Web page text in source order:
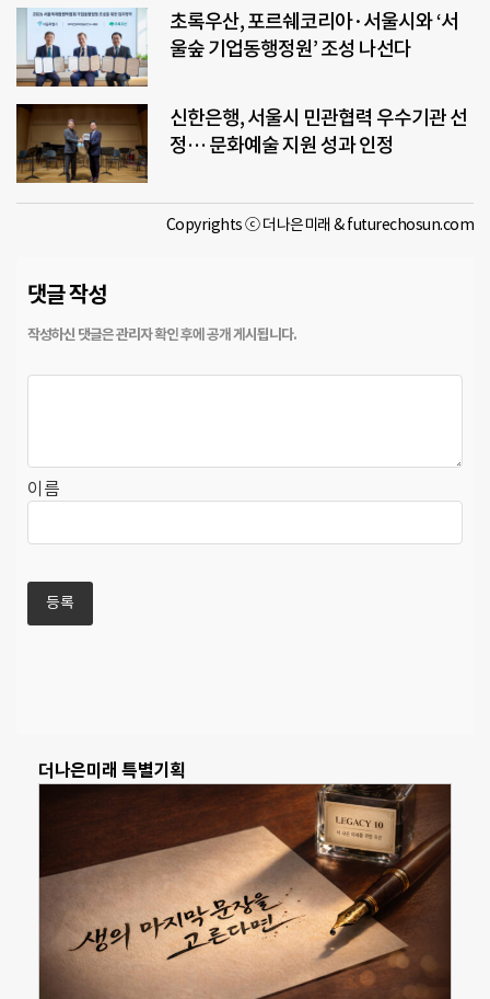
초록우산, 포르쉐코리아·서울시와 ‘서
울숲 기업동행정원’ 조성 나선다
신한은행, 서울시 민관협력 우수기관 선
정… 문화예술 지원 성과 인정
Copyrights ⓒ 더나은미래 & futurechosun.com
댓글 작성
이름
더나은미래 특별기획